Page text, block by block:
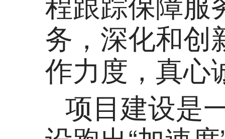
务，深化和创
作力度，真心
项目建设是